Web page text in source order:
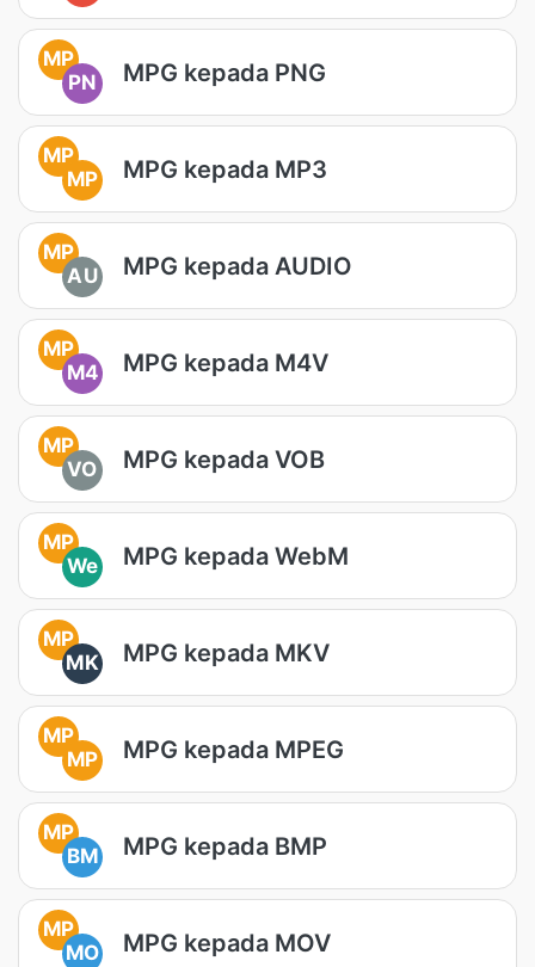
MP
PN
MPG kepada PNG
MP
MP
MPG kepada MP3
MP
AU
MPG kepada AUDIO
MP
M4
MPG kepada M4V
MP
VO
MPG kepada VOB
MP
We
MPG kepada WebM
MP
MK
MPG kepada MKV
MP
MP
MPG kepada MPEG
MP
BM
MPG kepada BMP
MP
MO
MPG kepada MOV